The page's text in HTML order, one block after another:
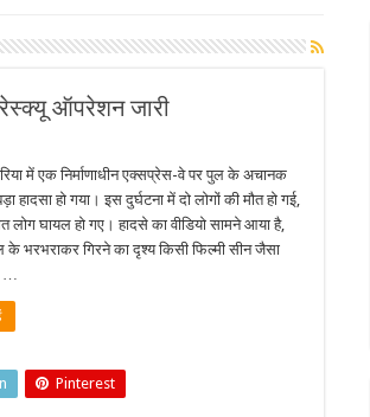
रेस्क्यू ऑपरेशन जारी
में एक निर्माणाधीन एक्सप्रेस-वे पर पुल के अचानक
हादसा हो गया। इस दुर्घटना में दो लोगों की मौत हो गई,
लोग घायल हो गए। हादसे का वीडियो सामने आया है,
के भरभराकर गिरने का दृश्य किसी फिल्मी सीन जैसा
…
Pinterest